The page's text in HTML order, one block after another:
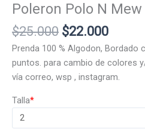
Poleron Polo N
$25.000 El
precio
original
era:
$22.000El
precio
actual
es:
Prenda 100 % Algodon, Bordado
puntos. para cambio de colores
vía correo, wsp , instagram.
*
Talla